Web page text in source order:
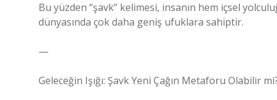
Bu yüzden “şavk” kelimesi, insanın hem içsel
dünyasında çok daha geniş ufuklara sahiptir.
—
Geleceğin Işığı: Şavk Yeni Çağın Metaforu Olabilir